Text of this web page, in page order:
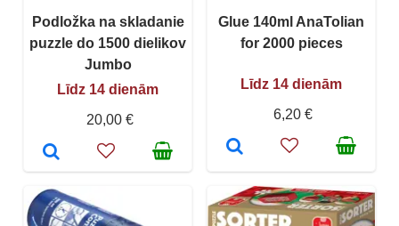
Podložka na skladanie
puzzle do 1500 dielikov
Jumbo
Līdz 14 dienām
20,00 €
Glue 140ml AnaTolian
for 2000 pieces
Līdz 14 dienām
6,20 €